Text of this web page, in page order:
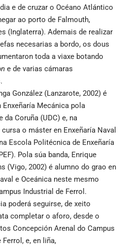
e de cruzar o Océano Atlántico
ao porto de Falmouth,
(Inglaterra). Ademais de realizar
necesarias a bordo, os dous
toda a viaxe botando
e de varias cámaras
González (Lanzarote, 2002) é
Enxeñaría Mecánica pola
da Coruña (UDC) e, na
o máster en Enxeñaría Naval
Escola Politécnica de Enxeñaría
Pola súa banda, Enrique
(Vigo, 2002) é alumno do grao en
e Oceánica neste mesmo
Industrial de Ferrol.
poderá seguirse, de xeito
completar o aforo, desde o
Concepción Arenal do Campus
e, en liña,